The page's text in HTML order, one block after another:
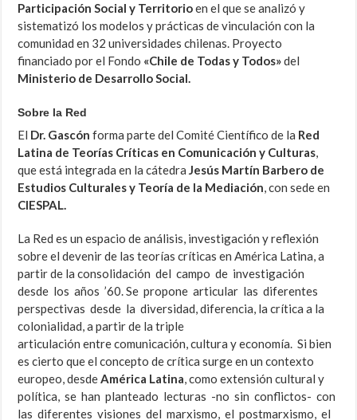
Participación Social y Territorioen el que se analizó y
sistematizó los modelos y prácticas de vinculación con la
comunidad en 32 universidades chilenas. Proyecto
financiado por el Fondo «Chile de Todas y Todos»del
Ministerio de Desarrollo Social.
Sobre la Red
El Dr. Gascón forma parte del Comité Científico de la Red
Latina de Teorías Críticas en Comunicación y Culturas,
que está integrada en la cátedraJesús Martín Barbero de
Estudios Culturales y Teoría de la Mediación, con sede en
CIESPAL.
La Red es un espacio de análisis, investigación y reflexión
sobre el devenir de las teorías críticas en América Latina, a
partir de la consolidación del campo de investigación
desde los años ’60. Se propone articular las diferentes
perspectivas desde la diversidad, diferencia, la crítica a la
colonialidad, a partir de la triple
articulación entre comunicación, cultura y economía. Si bien
es cierto que el concepto de crítica surge en un contexto
europeo, desdeAmérica Latina, como extensión cultural y
política, se han planteado lecturas -no sin conflictos- con
las diferentes visiones del marxismo, el postmarxismo, el